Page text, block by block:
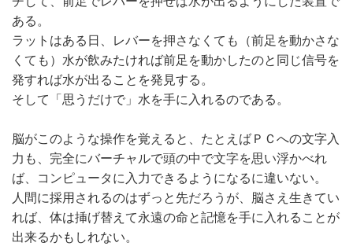
ある。
ラットはある日、レバーを押さなくても（前足を動かさな
くても）水が飲みたければ前足を動かしたのと同じ信号を
発すれば水が出ることを発見する。
そして「思うだけで」水を手に入れるのである。
脳がこのような操作を覚えると、たとえばＰＣへの文字入
力も、完全にバーチャルで頭の中で文字を思い浮かべれ
ば、コンピュータに入力できるようになるに違いない。
人間に採用されるのはずっと先だろうが、脳さえ生きてい
れば、体は挿げ替えて永遠の命と記憶を手に入れることが
出来るかもしれない。